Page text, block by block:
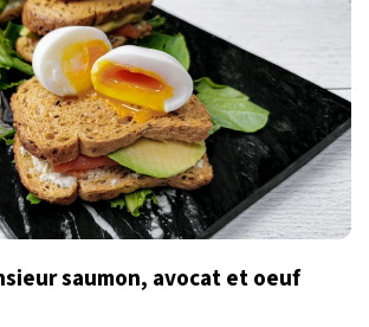
saumon, avocat et oeuf